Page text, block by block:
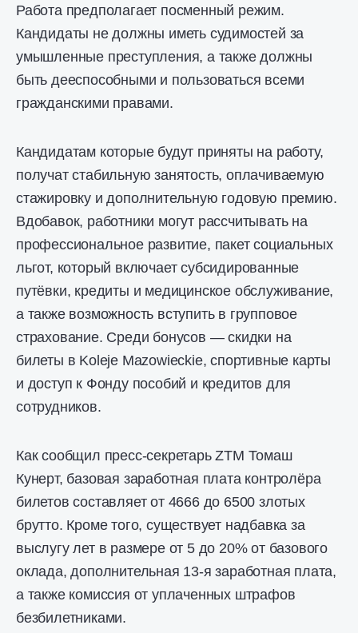
Работа предполагает посменный режим.
Кандидаты не должны иметь судимостей за
умышленные преступления, а также должны
быть дееспособными и пользоваться всеми
гражданскими правами.
Кандидатам которые будут приняты на работу,
получат стабильную занятость, оплачиваемую
стажировку и дополнительную годовую премию.
Вдобавок, работники могут рассчитывать на
профессиональное развитие, пакет социальных
льгот, который включает субсидированные
путёвки, кредиты и медицинское обслуживание,
а также возможность вступить в групповое
страхование. Среди бонусов — скидки на
билеты в Koleje Mazowieckie, спортивные карты
и доступ к Фонду пособий и кредитов для
сотрудников.
Как сообщил пресс-секретарь ZTM Томаш
Кунерт, базовая заработная плата контролёра
билетов составляет от 4666 до 6500 злотых
брутто. Кроме того, существует надбавка за
выслугу лет в размере от 5 до 20% от базового
оклада, дополнительная 13-я заработная плата,
а также комиссия от уплаченных штрафов
безбилетниками.